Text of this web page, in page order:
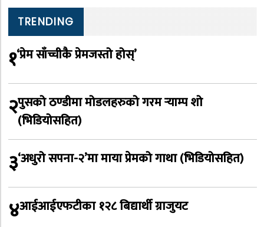
TRENDING
१‘प्रेम साँच्चीकै प्रेमजस्तो होस्’
२पुसको ठण्डीमा मोडलहरुको गरम र्‍याम्प शो
(भिडियोसहित)
३‘अधुरो सपना-२’मा माया प्रेमको गाथा (भिडियोसहित)
४आईआईएफटीका १२८ बिद्यार्थी ग्राजुयट